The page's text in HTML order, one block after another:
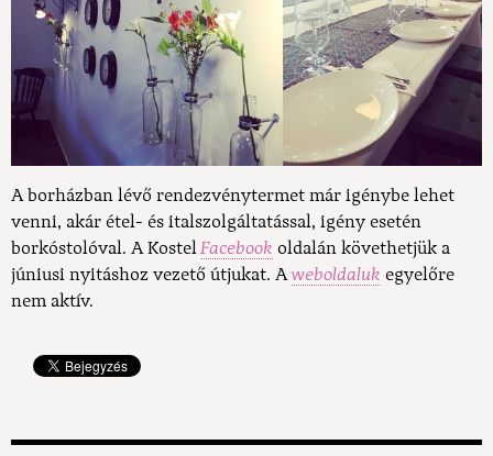
A borházban lévő rendezvénytermet már igénybe lehet
venni, akár étel- és italszolgáltatással, igény esetén
borkóstolóval. A KostelFacebook oldalán követhetjük a
júniusi nyitáshoz vezető útjukat. Aweboldaluk egyelőre
nem aktív.